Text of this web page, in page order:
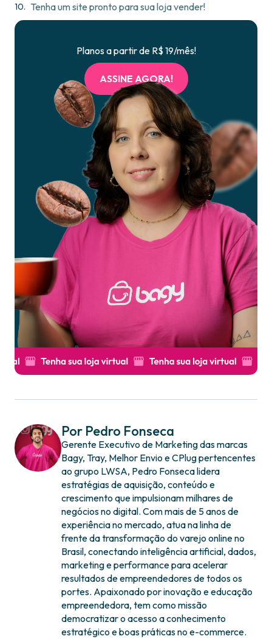
Tenha um site pronto para sua loja vender!
Planos a partir de R$ 19/mês!
ASSINE AGORA!
Por Pedro Fonseca
Gerente Executivo de Marketing das marcas
Bagy, Tray, Melhor Envio e CPlug pertencentes
ao grupo LWSA, Pedro Fonseca lidera
estratégias de aquisição, conteúdo e
crescimento que impulsionam milhares de
negócios no digital. Com mais de 5 anos de
experiência no mercado, atua na linha de
frente da transformação do varejo online no
Brasil, conectando inteligência artificial, dados,
marketing e performance para acelerar
resultados de empreendedores de todos os
portes. Apaixonado por inovação e educação
empreendedora, tem como missão
democratizar o acesso a conhecimento
estratégico e boas práticas no e-commerce.